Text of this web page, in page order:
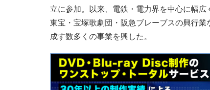
立に参加。以来、電鉄・電力界を中心に幅
東宝・宝塚歌劇団・阪急ブレーブスの興行
成す数多くの事業を興した。